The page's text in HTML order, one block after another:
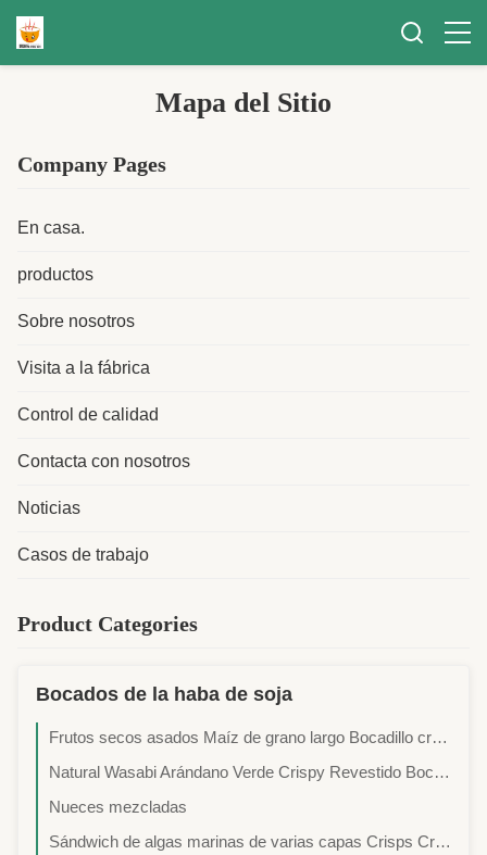
Mapa del Sitio
Company Pages
En casa.
productos
Sobre nosotros
Visita a la fábrica
Control de calidad
Contacta con nosotros
Noticias
Casos de trabajo
Product Categories
Bocados de la haba de soja
Frutos secos asados Maíz de grano largo Bocadillo crujiente Dulceza natural
Natural Wasabi Arándano Verde Crispy Revestido Bocadillo de Ocio Para la Oficina Binge Watching Supermercado Distribuidores al por mayor
Nueces mezcladas
Sándwich de algas marinas de varias capas Crisps Crispy Savory Soya Bean Snacks Para el descanso de la oficina Ver películas Supermercado de comestibles Importadores al por mayor